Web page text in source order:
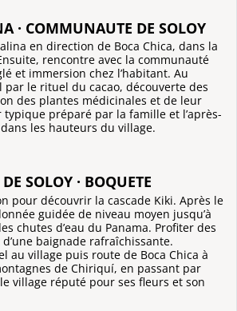
· COMMUNAUTE DE SOLOY
en direction de Boca Chica, dans la
rencontre avec la communauté
et immersion chez l’habitant. Au
par le rituel du cacao, découverte des
des plantes médicinales et de leur
préparé par la famille et l’après-
les hauteurs du village.
SOLOY · BOQUETE
pour découvrir la cascade Kiki. Après le
guidée de niveau moyen jusqu’à
chutes d’eau du Panama. Profiter des
baignade rafraîchissante.
au village puis route de Boca Chica à
de Chiriquí, en passant par
village réputé pour ses fleurs et son